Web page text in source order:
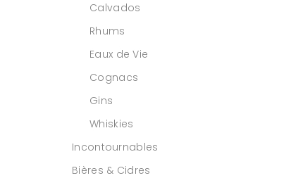
Calvados
Rhums
Eaux de Vie
Cognacs
Gins
Whiskies
Incontournables
Bières & Cidres